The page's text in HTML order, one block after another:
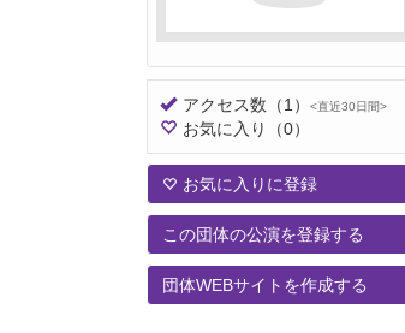
アクセス数 （1） <直近30日間>
お気に入り （0）
お気に入りに登録
この団体の公演を登録する
団体WEBサイトを作成する